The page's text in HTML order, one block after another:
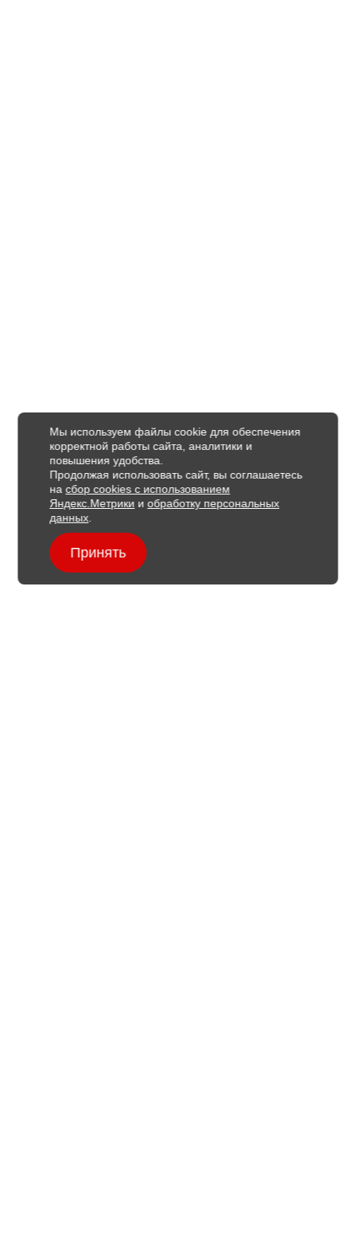
Мы используем файлы cookie для обеспечения
корректной работы сайта, аналитики и
повышения удобства.
Продолжая использовать сайт, вы соглашаетесь
насбор cookies с использованием
Яндекс.Метрики иобработку персональных
данных.
Принять